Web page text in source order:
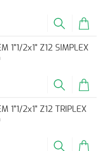
1"1/2x1" Z12 SIMPLEX
1"1/2x1" Z12 TRIPLEX